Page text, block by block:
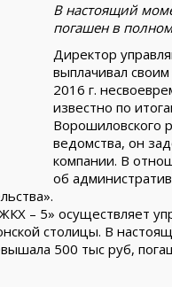
В настоящий
погашен в
Директор
выплачивал
2016 г.
известно по
Ворошиловского
ведомства, он
компании. В
об
– 5» осуществляет
столицы. В
500 тыс руб,